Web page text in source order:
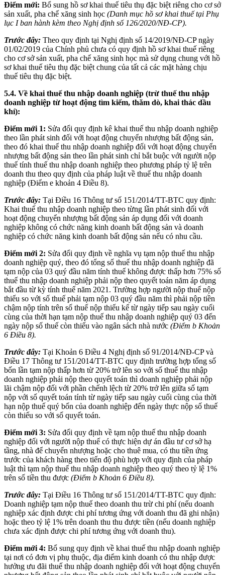
Điểm mới: Bổ sung hồ sơ khai thuế tiêu thụ đặc biệt riêng cho cơ sở
sản xuất, pha chế xăng sinh học (Danh mục hồ sơ khai thuế tại Phụ
lục I ban hành kèm theo Nghị định số 126/2020/NĐ-CP).
Trước đây: Theo quy định tại Nghị định số 14/2019/NĐ-CP ngày
01/02/2019 của Chính phủ chưa có quy định hồ sơ khai thuế riêng
cho cơ sở sản xuất, pha chế xăng sinh học mà sử dụng chung với hồ
sơ khai thuế tiêu thụ đặc biệt chung của tất cả các mặt hàng chịu
thuế tiêu thụ đặc biệt.
5.4. Về khai thuế thu nhập doanh nghiệp (trừ thuế thu nhập
doanh nghiệp từ hoạt động tìm kiếm, thăm dò, khai thác dầu
khí):
Điểm mới 1: Sửa đổi quy định kê khai thuế thu nhập doanh nghiệp
theo lần phát sinh đối với hoạt động chuyển nhượng bất động sản,
theo đó khai thuế thu nhập doanh nghiệp đối với hoạt động chuyển
nhượng bất động sản theo lần phát sinh chỉ bắt buộc với người nộp
thuế tính thuế thu nhập doanh nghiệp theo phương pháp tỷ lệ trên
doanh thu theo quy định của pháp luật về thuế thu nhập doanh
nghiệp (Điểm e khoản 4 Điều 8).
Trước đây: Tại Điều 16 Thông tư số 151/2014/TT-BTC quy định:
Khai thuế thu nhập doanh nghiệp theo từng lần phát sinh đối với
hoạt động chuyển nhượng bất động sản áp dụng đối với doanh
nghiệp không có chức năng kinh doanh bất động sản và doanh
nghiệp có chức năng kinh doanh bất động sản nếu có nhu cầu.
Điểm mới 2: Sửa đổi quy định về nghĩa vụ tạm nộp thuế thu nhập
doanh nghiệp quý, theo đó tổng số thuế thu nhập doanh nghiệp đã
tạm nộp của 03 quý đầu năm tính thuế không được thấp hơn 75% số
thuế thu nhập doanh nghiệp phải nộp theo quyết toán năm áp dụng
bắt đầu từ kỳ tính thuế năm 2021. Trường hợp người nộp thuế nộp
thiếu so với số thuế phải tạm nộp 03 quý đầu năm thì phải nộp tiền
chậm nộp tính trên số thuế nộp thiếu kể từ ngày tiếp sau ngày cuối
cùng của thời hạn tạm nộp thuế thu nhập doanh nghiệp quý 03 đến
ngày nộp số thuế còn thiếu vào ngân sách nhà nước (Điểm b Khoản
6 Điều 8).
Trước đây: Tại Khoản 6 Điều 4 Nghị định số 91/2014/NĐ-CP và
Điều 17 Thông tư 151/2014/TT-BTC quy định trường hợp tổng số
bốn lần tạm nộp thấp hơn từ 20% trở lên so với số thuế thu nhập
doanh nghiệp phải nộp theo quyết toán thì doanh nghiệp phải nộp
lãi chậm nộp đối với phần chếnh lệch từ 20% trở lên giữa số tạm
nộp với số quyết toán tính từ ngày tiếp sau ngày cuối cùng của thời
hạn nộp thuế quý bốn của doanh nghiệp đến ngày thực nộp số thuế
còn thiếu so với số quyết toán.
Điểm mới 3: Sửa đổi quy định về tạm nộp thuế thu nhập doanh
nghiệp đối với người nộp thuế có thực hiện dự án đầu tư cơ sở hạ
tầng, nhà để chuyển nhượng hoặc cho thuê mua, có thu tiền ứng
trước của khách hàng theo tiến độ phù hợp với quy định của pháp
luật thì tạm nộp thuế thu nhập doanh nghiệp theo quý theo tỷ lệ 1%
trên số tiền thu được (Điểm b Khoản 6 Điều 8).
Trước đây: Tại Điều 16 Thông tư số 151/2014/TT-BTC quy định:
Doanh nghiệp tạm nộp thuế theo doanh thu trừ chi phí (nếu doanh
nghiệp xác định được chi phí tương ứng với doanh thu đã ghi nhận)
hoặc theo tỷ lệ 1% trên doanh thu thu được tiền (nếu doanh nghiệp
chưa xác định được chi phí tương ứng với doanh thu).
Điểm mới 4: Bổ sung quy định về khai thuế thu nhập doanh nghiệp
tại nơi có đơn vị phụ thuộc, địa điểm kinh doanh có thu nhập được
hưởng ưu đãi thuế thu nhập doanh nghiệp đối với hoạt động chuyển